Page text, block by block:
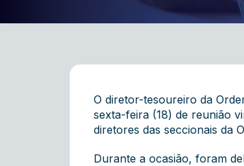
O diretor-tesoureiro da
sexta-feira (18) de reunião
diretores das seccionais da
Durante a ocasião, foram